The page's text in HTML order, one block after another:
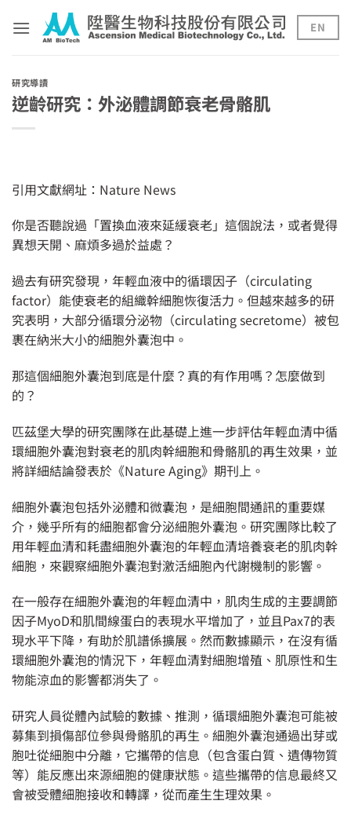
content
EN
研究導讀
逆齡研究：外泌體調節衰老骨骼肌
引用文獻網址： Nature News
你是否聽說過「置換血液來延緩衰老」這個說法，或者覺得
異想天開、麻煩多過於益處？
過去有研究發現，年輕血液中的循環因子（circulating
factor）能使衰老的組織幹細胞恢復活力。但越來越多的研
究表明，大部分循環分泌物（circulating secretome）被包
裹在納米大小的細胞外囊泡中。
那這個細胞外囊泡到底是什麼？真的有作用嗎？怎麼做到
的？
匹茲堡大學的研究團隊在此基礎上進一步評估年輕血清中循
環細胞外囊泡對衰老的肌肉幹細胞和骨骼肌的再生效果，並
將詳細結論發表於《Nature Aging》期刊上。
細胞外囊泡包括外泌體和微囊泡，是細胞間通訊的重要媒
介，幾乎所有的細胞都會分泌細胞外囊泡。研究團隊比較了
用年輕血清和耗盡細胞外囊泡的年輕血清培養衰老的肌肉幹
細胞，來觀察細胞外囊泡對激活細胞內代謝機制的影響。
在一般存在細胞外囊泡的年輕血清中，肌肉生成的主要調節
因子MyoD和肌間線蛋白的表現水平增加了，並且Pax7的表
現水平下降，有助於肌譜係擴展。然而數據顯示，在沒有循
環細胞外囊泡的情況下，年輕血清對細胞增殖、肌原性和生
物能涼血的影響都消失了。
研究人員從體內試驗的數據、推測，循環細胞外囊泡可能被
募集到損傷部位參與骨骼肌的再生。細胞外囊泡通過出芽或
胞吐從細胞中分離，它攜帶的信息（包含蛋白質、遺傳物質
等）能反應出來源細胞的健康狀態。這些攜帶的信息最終又
會被受體細胞接收和轉譯，從而產生生理效果。